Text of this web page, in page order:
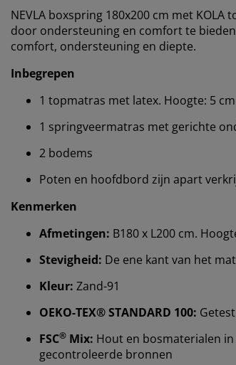
NEVLA boxspring 180x200 cm met
door ondersteuning en comfort te
comfort, ondersteuning en diepte.
Inbegrepen
1 topmatras met latex. Hoogte: 5 cm
1 springveermatras met gerichte
2 bodems
Poten en hoofdbord zijn apart
Kenmerken
Afmetingen: B180 x L200 cm.
Stevigheid: De ene kant van het
Kleur: Zand-91
OEKO-TEX® STANDARD 100:
FSC® Mix: Hout en bosmaterialen
gecontroleerde bronnen